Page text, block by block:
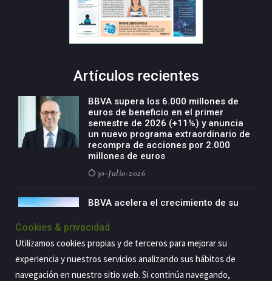
Artículos recientes
BBVA supera los 6.000 millones de
euros de beneficio en el primer
semestre de 2026 (+11%) y anuncia
un nuevo programa extraordinario de
recompra de acciones por 2.000
millones de euros
30-Julio-2026
BBVA acelera el crecimiento de su
de especialización presente en siete
Cookies & privacidad
Utilizamos cookies propias y de terceros para mejorar su
experiencia y nuestros servicios analizando sus hábitos de
navegación en nuestro sitio web. Si continúa navegando,